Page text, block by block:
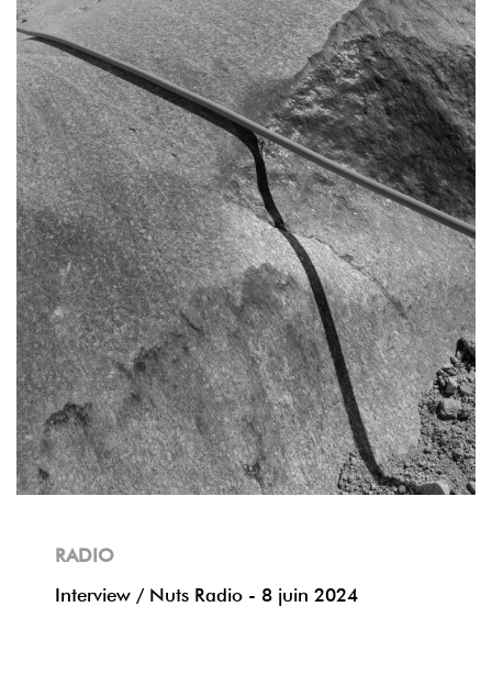
RADIO
Interview / Nuts Radio - 8 juin 2024